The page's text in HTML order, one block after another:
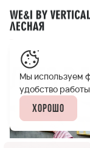
Vertical We&I
Лето в
Мы используем
удобство
Хорошо